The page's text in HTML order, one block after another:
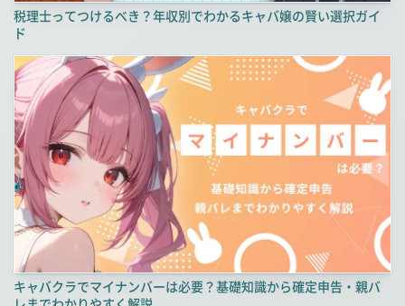
税理士ってつけるべき？年収別でわかるキャバ嬢の賢い選択ガイ
ド
キャバクラでマイナンバーは必要？基礎知識から確定申告・親バ